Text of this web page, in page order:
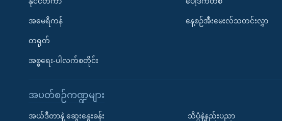
အမေရိကန်
တရုတ်
အစ္စရေး-ပါလက်စတိုင်း
နေ့စဉ်အီးမေးလ်သတင်းလွှာ
အပတ်စဉ်ကဏ္ဍများ
အယ်ဒီတာနဲ့ ဆွေးနွေးခန်း သိပ္ပံနဲ့နည်းပညာ